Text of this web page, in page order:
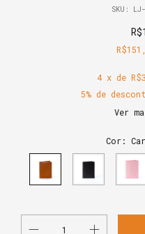
SKU:
4 x de
5% de
Ver
Cor: